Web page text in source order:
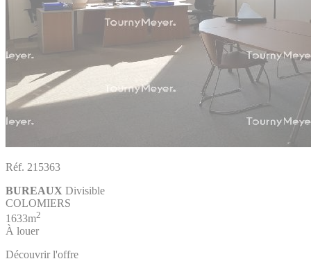
Réf. 215363
BUREAUX Divisible
COLOMIERS
1633m2
À louer
Découvrir l'offre